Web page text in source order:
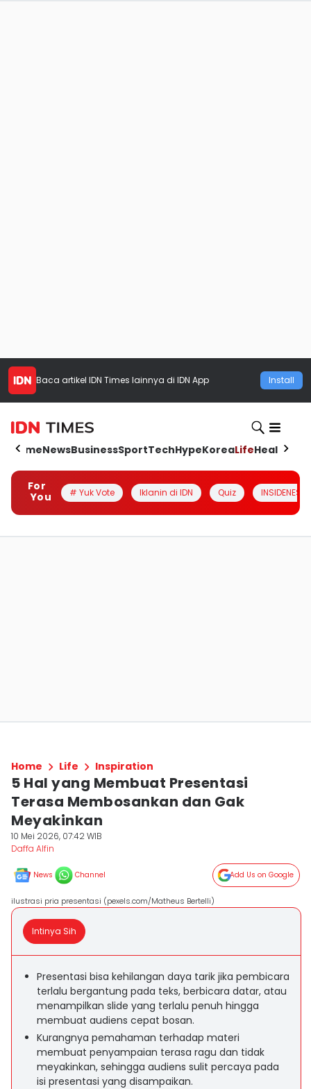
Baca artikel IDN Times lainnya di IDN App Install
HomeNewsBusinessSportTechHypeKoreaLifeHealth
For
You
# Yuk Vote Iklanin di IDN Quiz INSIDENESIA
Home Life Inspiration
5 Hal yang Membuat Presentasi
Terasa Membosankan dan Gak
Meyakinkan
10 Mei 2026, 07:42 WIB
Daffa Alfin
News Channel Add Us on Google
ilustrasi pria presentasi (pexels.com/Matheus Bertelli)
Intinya Sih
Presentasi bisa kehilangan daya tarik jika pembicara
terlalu bergantung pada teks, berbicara datar, atau
menampilkan slide yang terlalu penuh hingga
membuat audiens cepat bosan.
Kurangnya pemahaman terhadap materi
membuat penyampaian terasa ragu dan tidak
meyakinkan, sehingga audiens sulit percaya pada
isi presentasi yang disampaikan.